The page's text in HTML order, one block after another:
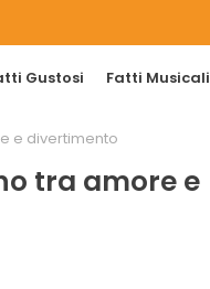
Gustosi Fatti Musicali
e divertimento
tra amore e